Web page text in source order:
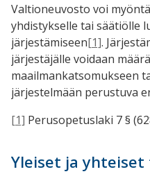
Valtioneuvosto voi
yhdistykselle tai säätiölle
järjestämiseen[1].
järjestäjälle voidaan
maailmankatsomukseen
järjestelmään perustuva
[1] Perusopetuslaki 7 §
Yleiset ja